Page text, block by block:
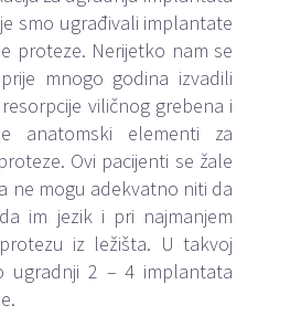
smo ugrađivali implantate
proteze. Nerijetko nam se
mnogo godina izvadili
viličnog grebena i
anatomski elementi za
Ovi pacijenti se žale
ne mogu adekvatno niti da
im jezik i pri najmanjem
iz ležišta. U takvoj
ugradnji 2 – 4 implantata